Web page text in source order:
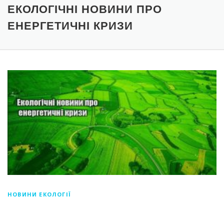
ЕКОЛОГІЧНІ ПРОБЛЕМИ ЗЕЛЕНІ ТЕХНОЛОГІЇ
ПОРАДИ З ЕКОЛОГІЇ СТАЛЕ СПОЖИВАННЯ
ЕКОЛОГІЧНІ НОВИНИ ПРО
ЕНЕРГЕТИЧНІ КРИЗИ
НОВИНИ ЕКОЛОГІЇ